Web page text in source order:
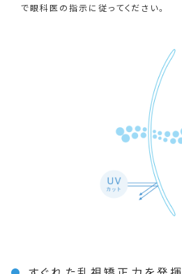
で眼科医の指示に従ってください。